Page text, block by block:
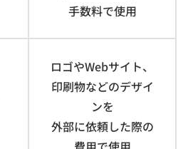
手数料で使用
ロゴやWebサイト、
印刷物などのデザイ
ンを
外部に依頼した際の